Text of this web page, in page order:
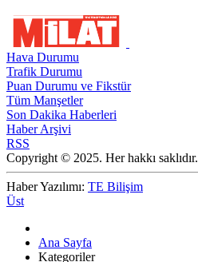
Hava Durumu
Trafik Durumu
Puan Durumu ve Fikstür
Tüm Manşetler
Son Dakika Haberleri
Haber Arşivi
RSS
Copyright © 2025. Her hakkı saklıdır.
Haber Yazılımı: TE Bilişim
Üst
Ana Sayfa
Kategoriler